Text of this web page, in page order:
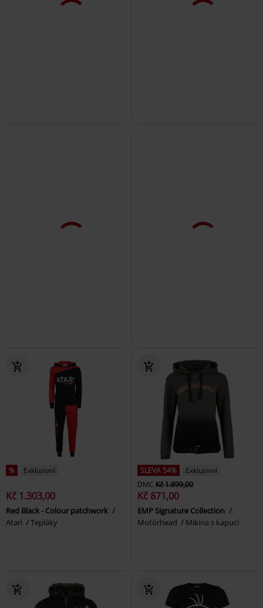
% Exkluzivní
Kč 1.303,00
Red Black - Colour patchwork
Atari
Tepláky
SLEVA 54%
Exkluzivní
DMC Kč 1.899,00
Kč 871,00
EMP Signature Collection
Motörhead
Mikina s kapucí